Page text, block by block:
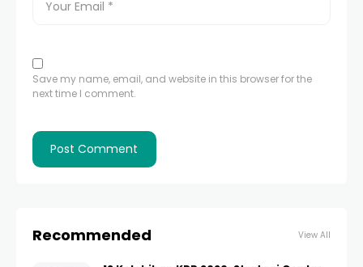
Save my name, email, and website in this browser for the
next time I comment.
Recommended View All